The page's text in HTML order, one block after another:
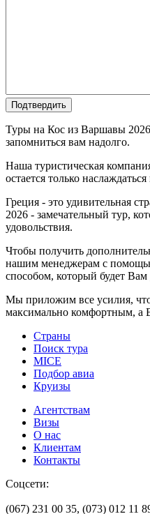
Подтвердить
Туры на Кос из Варшавы
запомниться вам надолго.
Наша туристическая
остается только
Греция - это удивительная
2026 - замечательный тур,
удовольствия.
Чтобы получить
нашим менеджерам с
способом, который будет Вам
Мы приложим все усилия,
максимально комфортным, а
Страны
Поиск тура
MICE
Подбор авиа
Круизы
Агентствам
Визы
О нас
Клиентам
Контакты
Соцсети:
(067) 231 00 35, (073) 012 11